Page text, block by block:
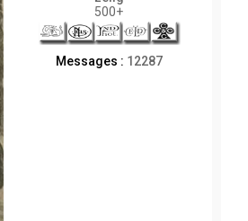
500+
Messages : 12287